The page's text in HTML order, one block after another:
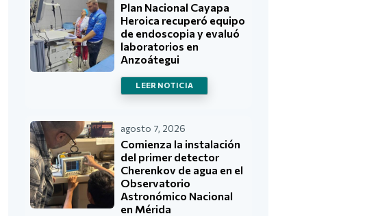
Plan Nacional Cayapa
Heroica recuperó equipo
de endoscopia y evaluó
laboratorios en
Anzoátegui
LEER NOTICIA
agosto 7, 2026
Comienza la instalación
del primer detector
Cherenkov de agua en el
Observatorio
Astronómico Nacional
en Mérida